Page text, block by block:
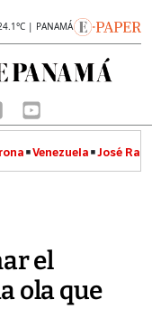
| PANAMÁ
Venezuela José
el
ola que